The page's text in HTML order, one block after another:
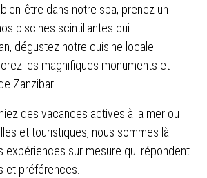
être dans notre spa, prenez un
piscines scintillantes qui
dégustez notre cuisine locale
les magnifiques monuments et
Zanzibar.
des vacances actives à la mer ou
et touristiques, nous sommes là
expériences sur mesure qui répondent
et préférences.